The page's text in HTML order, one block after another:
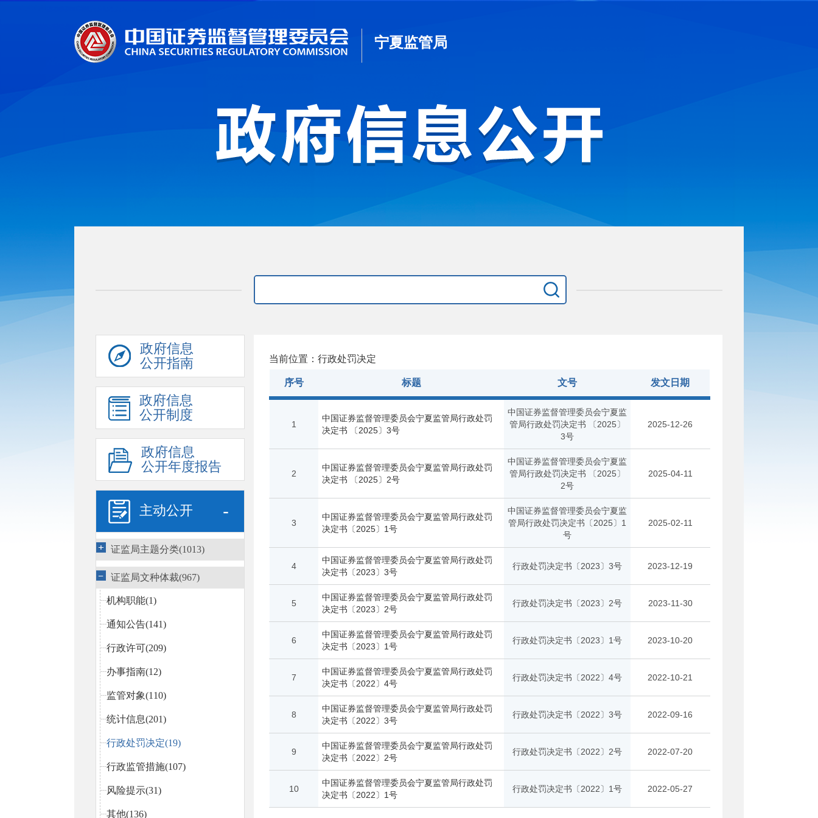
宁夏监管局
政府信息
公开指南
政府信息
公开制度
政府信息
公开年度报告
主动公开 -
证监局主题分类(1013)
证监局文种体裁(967)
机构职能(1)
通知公告(141)
行政许可(209)
办事指南(12)
监管对象(110)
统计信息(201)
行政处罚决定(19)
行政监管措施(107)
风险提示(31)
其他(136)
当前位置：行政处罚决定
序号 标题 文号 发文日期
1
中国证券监督管理委员会宁夏监管局行政处罚
决定书 〔2025〕3号
中国证券监督管理委员会宁夏监
管局行政处罚决定书 〔2025〕
3号
2025-12-26
2
中国证券监督管理委员会宁夏监管局行政处罚
决定书 〔2025〕2号
中国证券监督管理委员会宁夏监
管局行政处罚决定书 〔2025〕
2号
2025-04-11
3
中国证券监督管理委员会宁夏监管局行政处罚
决定书〔2025〕1号
中国证券监督管理委员会宁夏监
管局行政处罚决定书〔2025〕1
号
2025-02-11
4
中国证券监督管理委员会宁夏监管局行政处罚
决定书〔2023〕3号
行政处罚决定书〔2023〕3号 2023-12-19
5
中国证券监督管理委员会宁夏监管局行政处罚
决定书〔2023〕2号
行政处罚决定书〔2023〕2号 2023-11-30
6
中国证券监督管理委员会宁夏监管局行政处罚
决定书〔2023〕1号
行政处罚决定书〔2023〕1号 2023-10-20
7
中国证券监督管理委员会宁夏监管局行政处罚
决定书〔2022〕4号
行政处罚决定书〔2022〕4号 2022-10-21
8
中国证券监督管理委员会宁夏监管局行政处罚
决定书〔2022〕3号
行政处罚决定书〔2022〕3号 2022-09-16
9
中国证券监督管理委员会宁夏监管局行政处罚
决定书〔2022〕2号
行政处罚决定书〔2022〕2号 2022-07-20
10
中国证券监督管理委员会宁夏监管局行政处罚
决定书〔2022〕1号
行政处罚决定书〔2022〕1号 2022-05-27